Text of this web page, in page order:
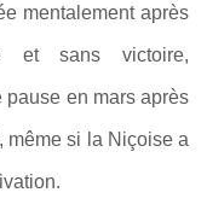
mentalement après
et sans victoire,
pause en mars après
même si la Niçoise a